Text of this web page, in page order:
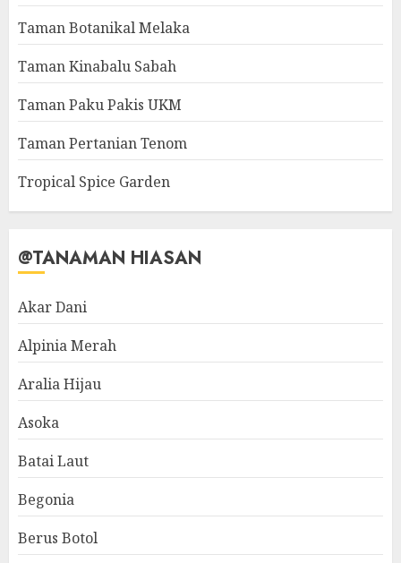
Taman Botanikal Melaka
Taman Kinabalu Sabah
Taman Paku Pakis UKM
Taman Pertanian Tenom
Tropical Spice Garden
@TANAMAN HIASAN
Akar Dani
Alpinia Merah
Aralia Hijau
Asoka
Batai Laut
Begonia
Berus Botol